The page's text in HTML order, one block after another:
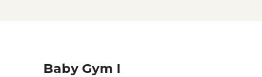
Baby Gym I